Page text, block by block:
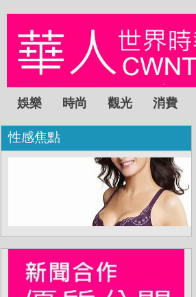
娛樂 時尚 觀光 消費
性感焦點